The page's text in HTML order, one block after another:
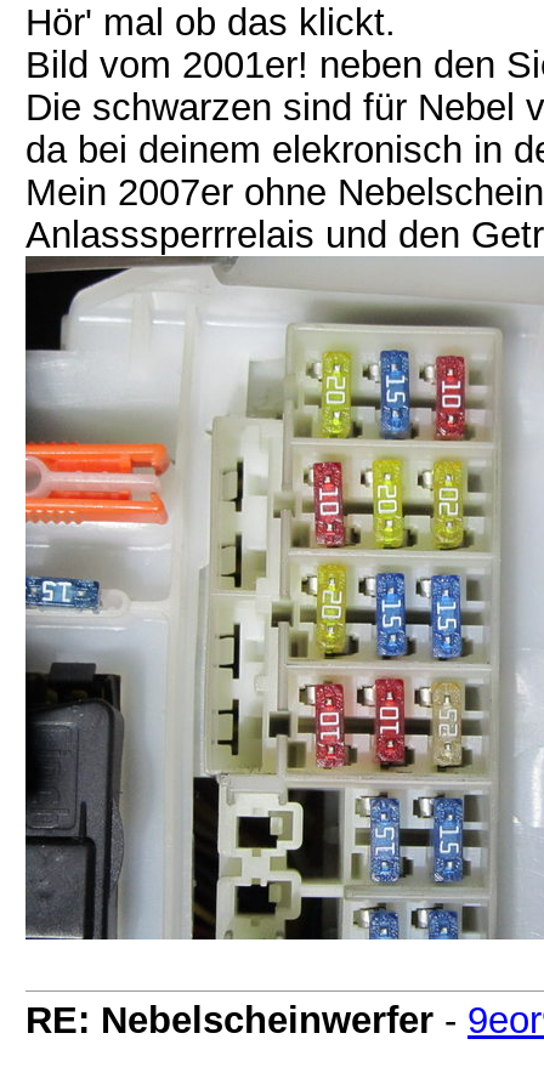
Hör' mal ob das klickt.
Bild vom 2001er! neben den
Die schwarzen sind für Nebel
da bei deinem elekronisch in
Mein 2007er ohne
Anlasssperrrelais und den
RE: Nebelscheinwerfer -